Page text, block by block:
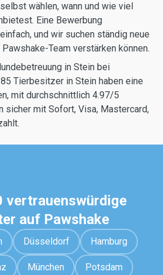
wählen, wann und wie viel
Eine Bewerbung
und wir suchen ständig neue
Team verstärken können.
in Stein bei
Tierbesitzer in Stein haben eine
mit durchschnittlich 4.97/5
sicher mit Sofort, Visa, Mastercard,
vertrauenswürdige
auf Pawshake
Düsseldorf Hamburg
München Potsdam